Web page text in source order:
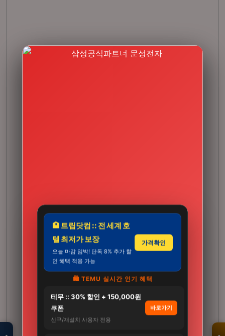
🏨 트립닷컴 :: 전 세계 호
텔 최저가 보장
오늘 마감 임박! 단독 8% 추가 할
인 혜택 적용 가능
가격확인
🛍️ TEMU 실시간 인기 혜택
테무 :: 30% 할인 + 150,000원
쿠폰
신규/재설치 사용자 전용
바로가기